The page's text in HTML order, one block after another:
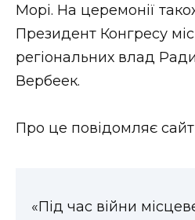
ВІДЕО
Морі. На церемонії
Президент Конгресу
регіональних влад
Вербеек.
Про це повідомляє
«Під час війни